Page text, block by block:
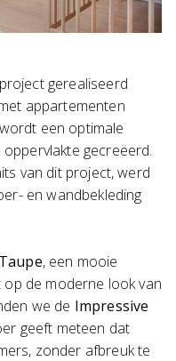
gerealiseerd
appartementen
een optimale
gecreëerd.
van dit project, werd
en wandbekleding
, een mooie
de moderne look van
we de Impressive
geeft meteen dat
zonder afbreuk te